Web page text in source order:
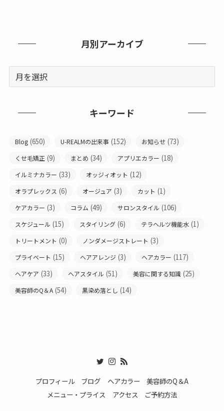
月別アーカイブ
キーワード
Blog (650) U-REALMの出来事 (152) お知らせ (73)
くせ毛矯正 (9) まとめ (34) アプリエカラー (18)
イルミナカラー (33) オッジィオット (12)
オラプレックス (6) オージュア (3) カット (1)
ケアカラー (3) コラム (49) サロンスタイル (106)
スケジュール (15) スタイリング (6) テラヘルツ機能水 (1)
トリートメント (0) ノンダメージストレート (3)
プライベート (15) ヘアアレンジ (3) ヘアカラー (117)
ヘアケア (33) ヘアスタイル (51) 美容に関する知識 (25)
美容師のQ＆A (54) 黒染め落とし (14)
プロフィール ブログ ヘアカラー
美容師のQ＆A
メニュー・プライス
アクセス ご予約方法